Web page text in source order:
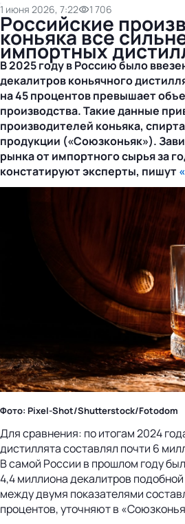
1 июня 2026, 7:22 1 706
Российские
коньяка все
импортных
В 2025 году в Россию было
декалитров коньячного
на 45 процентов превышает
производства. Такие данные
производителей коньяка,
продукции («Союзконьяк»).
рынка от импортного сырья за
констатируют эксперты, пишут
Фото: Pixel-Shot/Shutterstock/Fotodom
Для сравнения: по итогам 2024
дистиллята составлял почти 6
В самой России в прошлом году
4,4 миллиона декалитров
между двумя показателями
процентов, уточняют в